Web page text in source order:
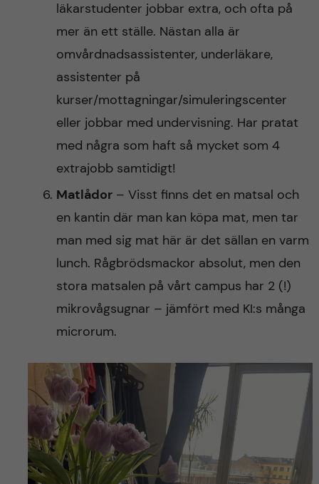
läkarstudenter jobbar extra, och ofta på
mer än ett ställe. Nästan alla är
omvårdnadsassistenter, underläkare,
assistenter på
kurser/mottagningar/simuleringscenter
eller jobbar med undervisning. Har pratat
med några som haft så mycket som 4
extrajobb samtidigt!
Matlådor– Visst finns det en matsal och
en kantin där man kan köpa mat, men tar
man med sig mat här är det sällan en varm
lunch. Rågbrödsmackor absolut, men den
stora matsalen på vårt campus har 2 (!)
mikrovågsugnar – jämfört med KI:s många
microrum.